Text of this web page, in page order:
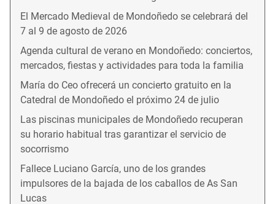
El Mercado Medieval de Mondoñedo se celebrará del
7 al 9 de agosto de 2026
Agenda cultural de verano en Mondoñedo: conciertos,
mercados, fiestas y actividades para toda la familia
María do Ceo ofrecerá un concierto gratuito en la
Catedral de Mondoñedo el próximo 24 de julio
Las piscinas municipales de Mondoñedo recuperan
su horario habitual tras garantizar el servicio de
socorrismo
Fallece Luciano García, uno de los grandes
impulsores de la bajada de los caballos de As San
Lucas